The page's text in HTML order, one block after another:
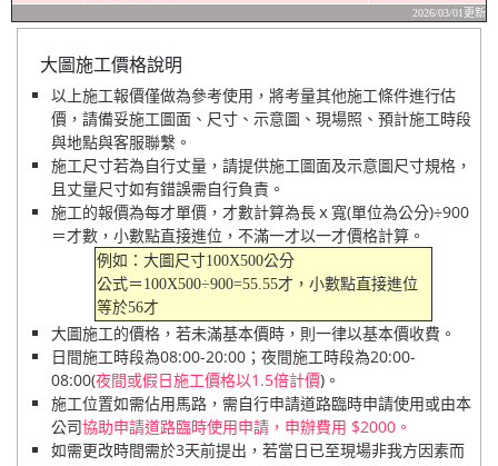
2026/03/01更新
大圖施工價格說明
以上施工報價僅做為參考使用，將考量其他施工條件進行估
價，請備妥施工圖面、尺寸、示意圖、現場照、預計施工時段
與地點與客服聯繫。
施工尺寸若為自行丈量，請提供施工圖面及示意圖尺寸規格，
且丈量尺寸如有錯誤需自行負責。
施工的報價為每才單價，才數計算為長ｘ寬(單位為公分)÷900
＝才數，小數點直接進位，不滿一才以一才價格計算。
例如：大圖尺寸100X500公分
公式＝100X500÷900=55.55才，小數點直接進位
等於56才
大圖施工的價格，若未滿基本價時，則一律以基本價收費。
日間施工時段為08:00-20:00；夜間施工時段為20:00-
08:00(夜間或假日施工價格以1.5倍計價)。
施工位置如需佔用馬路，需自行申請道路臨時申請使用或由本
公司協助申請道路臨時使用申請，申辦費用 $2000。
如需更改時間需於3天前提出，若當日已至現場非我方因素而